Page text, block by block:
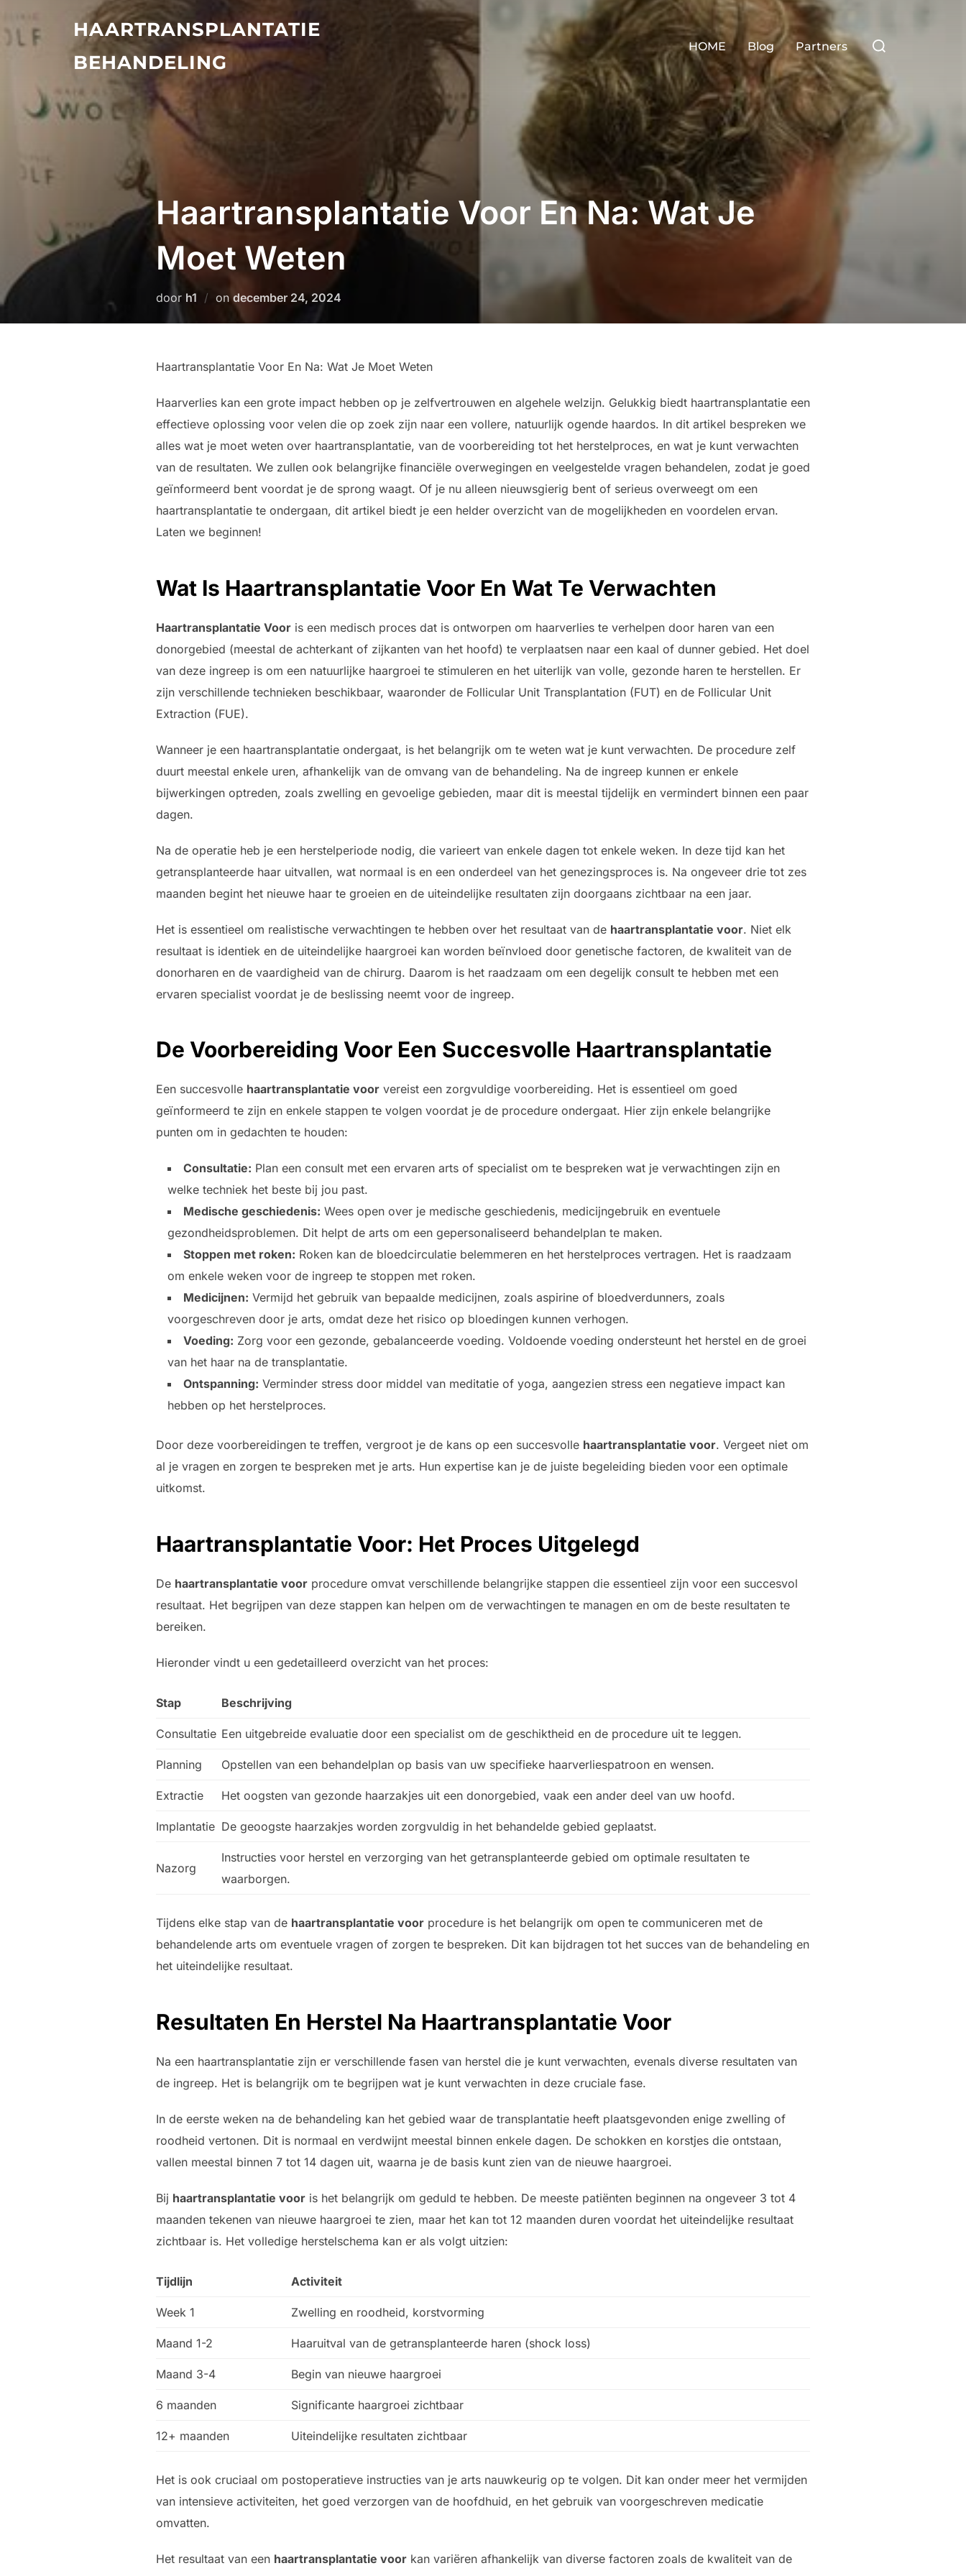
naar
de
HAARTRANSPLANTATIE
BEHANDELING
HOME Blog Partners
Zoek
naar:
Haartransplantatie Voor En Na: Wat Je
Moet Weten
door h1 onGeplaatst
op
december 24, 2024
Haartransplantatie Voor En Na: Wat Je Moet Weten
Haarverlies kan een grote impact hebben op je zelfvertrouwen en algehele welzijn. Gelukkig biedt haartransplantatie een
effectieve oplossing voor velen die op zoek zijn naar een vollere, natuurlijk ogende haardos. In dit artikel bespreken we
alles wat je moet weten over haartransplantatie, van de voorbereiding tot het herstelproces, en wat je kunt verwachten
van de resultaten. We zullen ook belangrijke financiële overwegingen en veelgestelde vragen behandelen, zodat je goed
geïnformeerd bent voordat je de sprong waagt. Of je nu alleen nieuwsgierig bent of serieus overweegt om een
haartransplantatie te ondergaan, dit artikel biedt je een helder overzicht van de mogelijkheden en voordelen ervan.
Laten we beginnen!
Wat Is Haartransplantatie Voor En Wat Te Verwachten
Haartransplantatie Voor is een medisch proces dat is ontworpen om haarverlies te verhelpen door haren van een
donorgebied (meestal de achterkant of zijkanten van het hoofd) te verplaatsen naar een kaal of dunner gebied. Het doel
van deze ingreep is om een natuurlijke haargroei te stimuleren en het uiterlijk van volle, gezonde haren te herstellen. Er
zijn verschillende technieken beschikbaar, waaronder de Follicular Unit Transplantation (FUT) en de Follicular Unit
Extraction (FUE).
Wanneer je een haartransplantatie ondergaat, is het belangrijk om te weten wat je kunt verwachten. De procedure zelf
duurt meestal enkele uren, afhankelijk van de omvang van de behandeling. Na de ingreep kunnen er enkele
bijwerkingen optreden, zoals zwelling en gevoelige gebieden, maar dit is meestal tijdelijk en vermindert binnen een paar
dagen.
Na de operatie heb je een herstelperiode nodig, die varieert van enkele dagen tot enkele weken. In deze tijd kan het
getransplanteerde haar uitvallen, wat normaal is en een onderdeel van het genezingsproces is. Na ongeveer drie tot zes
maanden begint het nieuwe haar te groeien en de uiteindelijke resultaten zijn doorgaans zichtbaar na een jaar.
Het is essentieel om realistische verwachtingen te hebben over het resultaat van de haartransplantatie voor. Niet elk
resultaat is identiek en de uiteindelijke haargroei kan worden beïnvloed door genetische factoren, de kwaliteit van de
donorharen en de vaardigheid van de chirurg. Daarom is het raadzaam om een degelijk consult te hebben met een
ervaren specialist voordat je de beslissing neemt voor de ingreep.
De Voorbereiding Voor Een Succesvolle Haartransplantatie
Een succesvolle haartransplantatie voor vereist een zorgvuldige voorbereiding. Het is essentieel om goed
geïnformeerd te zijn en enkele stappen te volgen voordat je de procedure ondergaat. Hier zijn enkele belangrijke
punten om in gedachten te houden:
Consultatie: Plan een consult met een ervaren arts of specialist om te bespreken wat je verwachtingen zijn en
welke techniek het beste bij jou past.
Medische geschiedenis: Wees open over je medische geschiedenis, medicijngebruik en eventuele
gezondheidsproblemen. Dit helpt de arts om een gepersonaliseerd behandelplan te maken.
Stoppen met roken: Roken kan de bloedcirculatie belemmeren en het herstelproces vertragen. Het is raadzaam
om enkele weken voor de ingreep te stoppen met roken.
Medicijnen: Vermijd het gebruik van bepaalde medicijnen, zoals aspirine of bloedverdunners, zoals
voorgeschreven door je arts, omdat deze het risico op bloedingen kunnen verhogen.
Voeding: Zorg voor een gezonde, gebalanceerde voeding. Voldoende voeding ondersteunt het herstel en de groei
van het haar na de transplantatie.
Ontspanning: Verminder stress door middel van meditatie of yoga, aangezien stress een negatieve impact kan
hebben op het herstelproces.
Door deze voorbereidingen te treffen, vergroot je de kans op een succesvolle haartransplantatie voor. Vergeet niet om
al je vragen en zorgen te bespreken met je arts. Hun expertise kan je de juiste begeleiding bieden voor een optimale
uitkomst.
Haartransplantatie Voor: Het Proces Uitgelegd
De haartransplantatie voor procedure omvat verschillende belangrijke stappen die essentieel zijn voor een succesvol
resultaat. Het begrijpen van deze stappen kan helpen om de verwachtingen te managen en om de beste resultaten te
bereiken.
Hieronder vindt u een gedetailleerd overzicht van het proces:
Stap Beschrijving
Consultatie Een uitgebreide evaluatie door een specialist om de geschiktheid en de procedure uit te leggen.
Planning Opstellen van een behandelplan op basis van uw specifieke haarverliespatroon en wensen.
Extractie Het oogsten van gezonde haarzakjes uit een donorgebied, vaak een ander deel van uw hoofd.
Implantatie De geoogste haarzakjes worden zorgvuldig in het behandelde gebied geplaatst.
Nazorg
Instructies voor herstel en verzorging van het getransplanteerde gebied om optimale resultaten te
waarborgen.
Tijdens elke stap van de haartransplantatie voor procedure is het belangrijk om open te communiceren met de
behandelende arts om eventuele vragen of zorgen te bespreken. Dit kan bijdragen tot het succes van de behandeling en
het uiteindelijke resultaat.
Resultaten En Herstel Na Haartransplantatie Voor
Na een haartransplantatie zijn er verschillende fasen van herstel die je kunt verwachten, evenals diverse resultaten van
de ingreep. Het is belangrijk om te begrijpen wat je kunt verwachten in deze cruciale fase.
In de eerste weken na de behandeling kan het gebied waar de transplantatie heeft plaatsgevonden enige zwelling of
roodheid vertonen. Dit is normaal en verdwijnt meestal binnen enkele dagen. De schokken en korstjes die ontstaan,
vallen meestal binnen 7 tot 14 dagen uit, waarna je de basis kunt zien van de nieuwe haargroei.
Bij haartransplantatie voor is het belangrijk om geduld te hebben. De meeste patiënten beginnen na ongeveer 3 tot 4
maanden tekenen van nieuwe haargroei te zien, maar het kan tot 12 maanden duren voordat het uiteindelijke resultaat
zichtbaar is. Het volledige herstelschema kan er als volgt uitzien:
Tijdlijn Activiteit
Week 1 Zwelling en roodheid, korstvorming
Maand 1-2 Haaruitval van de getransplanteerde haren (shock loss)
Maand 3-4 Begin van nieuwe haargroei
6 maanden Significante haargroei zichtbaar
12+ maanden Uiteindelijke resultaten zichtbaar
Het is ook cruciaal om postoperatieve instructies van je arts nauwkeurig op te volgen. Dit kan onder meer het vermijden
van intensieve activiteiten, het goed verzorgen van de hoofdhuid, en het gebruik van voorgeschreven medicatie
omvatten.
Het resultaat van een haartransplantatie voor kan variëren afhankelijk van diverse factoren zoals de kwaliteit van de